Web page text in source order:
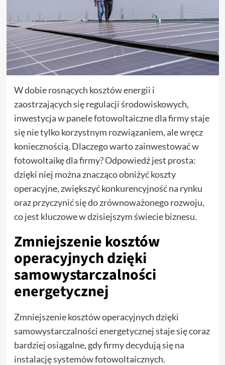
W dobie rosnących kosztów energii i
zaostrzających się regulacji środowiskowych,
inwestycja w panele fotowoltaiczne dla firmy staje
się nie tylko korzystnym rozwiązaniem, ale wręcz
koniecznością. Dlaczego warto zainwestować w
fotowoltaikę dla firmy? Odpowiedź jest prosta:
dzięki niej można znacząco obniżyć koszty
operacyjne, zwiększyć konkurencyjność na rynku
oraz przyczynić się do zrównoważonego rozwoju,
co jest kluczowe w dzisiejszym świecie biznesu.
Zmniejszenie kosztów
operacyjnych dzięki
samowystarczalności
energetycznej
Zmniejszenie kosztów operacyjnych dzięki
samowystarczalności energetycznej staje się coraz
bardziej osiągalne, gdy firmy decydują się na
instalację systemów fotowoltaicznych.